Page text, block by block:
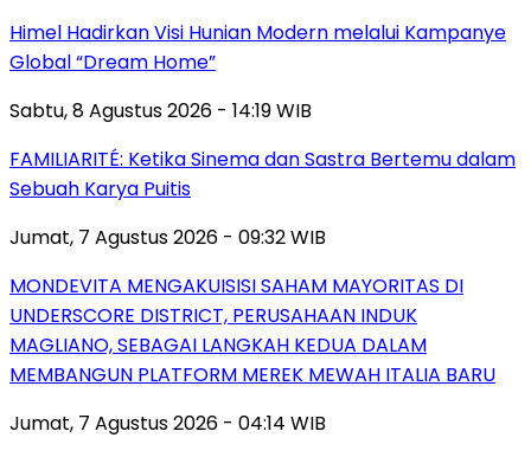
Himel Hadirkan Visi Hunian Modern melalui Kampanye
Global “Dream Home”
Sabtu, 8 Agustus 2026 - 14:19 WIB
FAMILIARITÉ: Ketika Sinema dan Sastra Bertemu dalam
Sebuah Karya Puitis
Jumat, 7 Agustus 2026 - 09:32 WIB
MONDEVITA MENGAKUISISI SAHAM MAYORITAS DI
UNDERSCORE DISTRICT, PERUSAHAAN INDUK
MAGLIANO, SEBAGAI LANGKAH KEDUA DALAM
MEMBANGUN PLATFORM MEREK MEWAH ITALIA BARU
Jumat, 7 Agustus 2026 - 04:14 WIB